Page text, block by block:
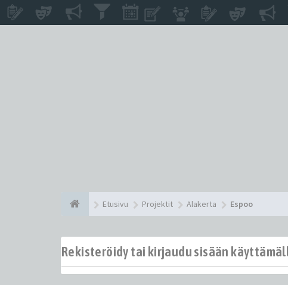
Etusivu Projektit Alakerta Espoo
Rekisteröidy tai kirjaudu sisään